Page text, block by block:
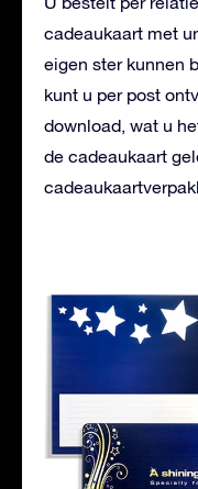
cadeaukaart met
eigen ster kunnen
kunt u per post
download, wat u
de cadeaukaart